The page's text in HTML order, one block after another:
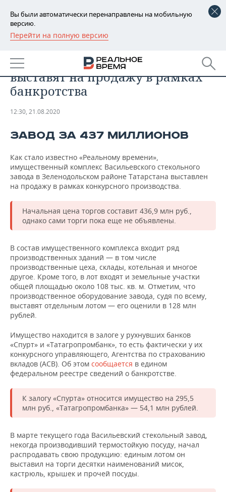
Вы были автоматически перенаправлены на мобильную
версию.
Перейти на полную версию
РЕГИОНЫ
БАШКОРТОСТАН
ТАТАРСТАН
НОВОСТИ
АНАЛИТИКА
ДЕКЛАРАЦИИ О ДОХОДАХ
КОРОЛИ ГОСЗАКАЗА ПФО
ВУЗЫ ТАТАРСТАНА
КОМУ ПРИНАДЛЕЖАТ
ТОРГОВЫЕ ЦЕНТРЫ
ТАТАРСТАНА
НОВОСТИ ЭКОНОМИКИ
ФИНАНСЫ
БАНКИ
БЮДЖЕТ
ИНВЕСТИЦИИ
ПРОМЫШЛЕННОСТЬ
НОВОСТИ
ПРОМЫШЛЕННОСТИ
АГРОПРОМ
МАШИНОСТРОЕНИЕ
НЕФТЕХИМИЯ
НЕФТЬ
ОПК
ЭНЕРГЕТИКА
НЕДВИЖИМОСТЬ
НОВОСТИ НЕДВИЖИМОСТИ
АВТО
НОВОСТИ АВТО
БИЗНЕС
НОВОСТИ БИЗНЕСА
РОЗНИЧНАЯ ТОРГОВЛЯ
ТРАНСПОРТ
УСЛУГИ
ТЕХНОЛОГИИ
НОВОСТИ ТЕХНОЛОГИЙ
IT
МЕДИА
ТЕЛЕКОММУНИКАЦИИ
МЕРОПРИЯТИЯ
НОВОСТИ МЕРОПРИЯТИЙ
ВЫЕЗДНАЯ РЕДАКЦИЯ
БИЗНЕС-БРАНЧИ
ONLINE-КОНФЕРЕНЦИИ
ОТКРЫТАЯ ЛЕКЦИЯ
СПОРТ
НОВОСТИ СПОРТА
ФУТБОЛ
ХОККЕЙ
БАСКЕТБОЛ
КИБЕРСПОРТ
ФИГУРНОЕ КАТАНИЕ
ВОДНЫЕ ВИДЫ СПОРТА
ХОККЕЙ С МЯЧОМ
ОБЩЕСТВО
НОВОСТИ ОБЩЕСТВА
ВЛАСТЬ
ИНФРАСТРУКТУРА
КУЛЬТУРА
МЕДИЦИНА
ОБРАЗОВАНИЕ
ПРОИСШЕСТВИЯ
ФОТОГАЛЕРЕЯ
СЮЖЕТЫ
СПРАВОЧНИК
СПИСОК КОМПАНИЙ
ПОЛНАЯ ВЕРСИЯ
Васильевский стекольный завод
выставят на продажу в рамках
банкротства
12:30, 21.08.2020
ЗАВОД ЗА 437 МИЛЛИОНОВ
Как стало известно «Реальному времени»,
имущественный комплекс Васильевского стекольного
завода в Зеленодольском районе Татарстана выставлен
на продажу в рамках конкурсного производства.
Начальная цена торгов составит 436,9 млн руб.,
однако сами торги пока еще не объявлены.
В состав имущественного комплекса входит ряд
производственных зданий — в том числе
производственные цеха, склады, котельная и многое
другое. Кроме того, в лот входят и земельные участки
общей площадью около 108 тыс. кв. м. Отметим, что
производственное оборудование завода, судя по всему,
выставят отдельным лотом — его оценили в 128 млн
рублей.
Имущество находится в залоге у рухнувших банков
«Спурт» и «Татагропромбанк», то есть фактически у их
конкурсного управляющего, Агентства по страхованию
вкладов (АСВ). Об этом сообщается в едином
федеральном реестре сведений о банкротстве.
К залогу «Спурта» относится имущество на 295,5
млн руб., «Татагропромбанка» — 54,1 млн рублей.
В марте текущего года Васильевский стекольный завод,
некогда производивший термостойкую посуду, начал
распродавать свою продукцию: единым лотом он
выставил на торги десятки наименований мисок,
кастрюль, крышек и прочей посуды.